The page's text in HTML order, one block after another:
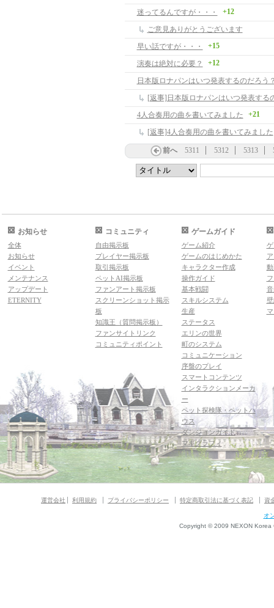
迷ってるんですが・・・ +12
ご意見ありがとうございます
早い話ですが・・・
+15
演奏は絶対に必要？ +12
日本版ロナパンはいつ発表するのだろう
[返事]日本版ロナパンはいつ発表する
4人合奏用の曲を書いてみました
+21
[返事]4人合奏用の曲を書いてみました
前へ 5311 5312 5313
お知らせ
全体
お知らせ
イベント
メンテナンス
アップデート
ETERNITY
コミュニティ
自由掲示板
プレイヤー掲示板
取引掲示板
ペットAI掲示板
ファンアート掲示板
スクリーンショット掲示
板
知識王（質問掲示板）
ファンサイトリンク
コミュニティポイント
ゲームガイド
ゲーム紹介
ゲームのはじめかた
キャラクター作成
操作ガイド
基本戦闘
スキルシステム
生産
ステータス
エリンの世界
町のシステム
コミュニケーション
序盤のプレイ
スマートコンテンツ
インタラクションメーカ
ー
ペット探検隊・ペットハ
ウス
ダンジョンガイド
マギグラフィ
運営会社 利用規約 プライバシーポリシー 特定商取引法に基づく表記 資
オ
Copyright © 2009 NEXON Korea